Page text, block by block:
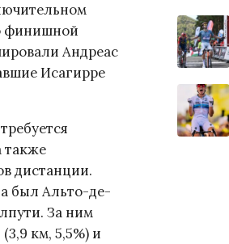
финишной
Андреас
Исагирре
также
дистанции.
был Альто-де-
За ним
км, 5,5%) и